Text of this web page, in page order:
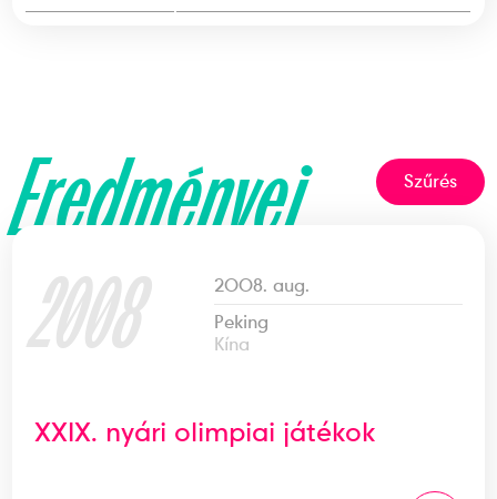
Eredményei Szűrés
2008
2008. aug.
Peking
Kína
XXIX. nyári olimpiai játékok